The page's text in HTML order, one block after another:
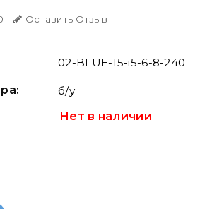
Оставить Отзыв
02-BLUE-15-i5-6-8-240
б/у
Нет в наличии